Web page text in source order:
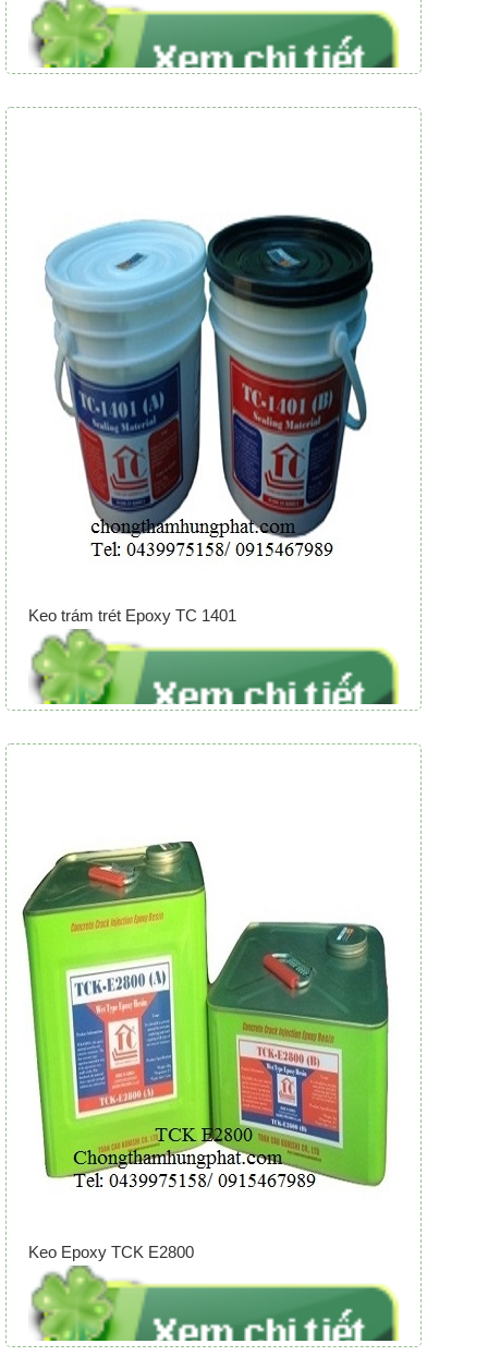
Keo trám trét Epoxy TC 1401
Keo Epoxy TCK E2800